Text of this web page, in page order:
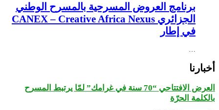
برنامج العروض المسرحية بالمسرح الوطني
الجزائري CANEX – Creative Africa Nexus
في إطار
…
أخبارنا
العرض الافتتاحي “70 سنة في غرامك” لمّا يرتبط المسرح
بالكلمة الحرّة